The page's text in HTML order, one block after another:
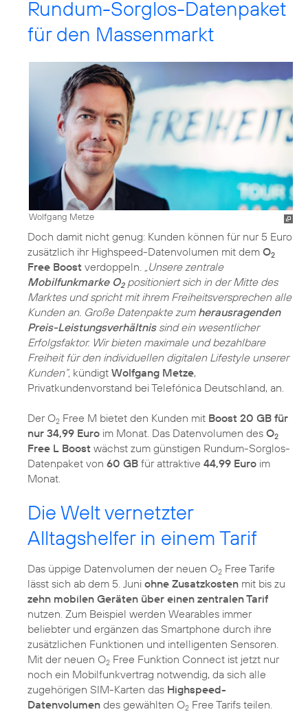
Rundum-Sorglos-Datenpaket
für den Massenmarkt
Wolfgang Metze
Doch damit nicht genug: Kunden können für nur 5 Euro
zusätzlich ihr Highspeed-Datenvolumen mit dem O2
Free Boost verdoppeln. „Unsere zentrale
Mobilfunkmarke O2positioniert sich in der Mitte des
Marktes und spricht mit ihrem Freiheitsversprechen alle
Kunden an. Große Datenpakte zum herausragenden
Preis-Leistungsverhältnissind ein wesentlicher
Erfolgsfaktor. Wir bieten maximale und bezahlbare
Freiheit für den individuellen digitalen Lifestyle unserer
Kunden“, kündigt Wolfgang Metze,
Privatkundenvorstand bei Telefónica Deutschland, an.
Der O2 Free M bietet den Kunden mit Boost 20 GB für
nur 34,99 Euro im Monat. Das Datenvolumen des O2
Free L Boost wächst zum günstigen Rundum-Sorglos-
Datenpaket von 60 GB für attraktive 44,99 Euro im
Monat.
Die Welt vernetzter
Alltagshelfer in einem Tarif
Das üppige Datenvolumen der neuen O2 Free Tarife
lässt sich ab dem 5. Juni ohne Zusatzkosten mit bis zu
zehn mobilen Geräten über einen zentralen Tarif
nutzen. Zum Beispiel werden Wearables immer
beliebter und ergänzen das Smartphone durch ihre
zusätzlichen Funktionen und intelligenten Sensoren.
Mit der neuen O2 Free Funktion Connect ist jetzt nur
noch ein Mobilfunkvertrag notwendig, da sich alle
zugehörigen SIM-Karten das Highspeed-
Datenvolumen des gewählten O2 Free Tarifs teilen.